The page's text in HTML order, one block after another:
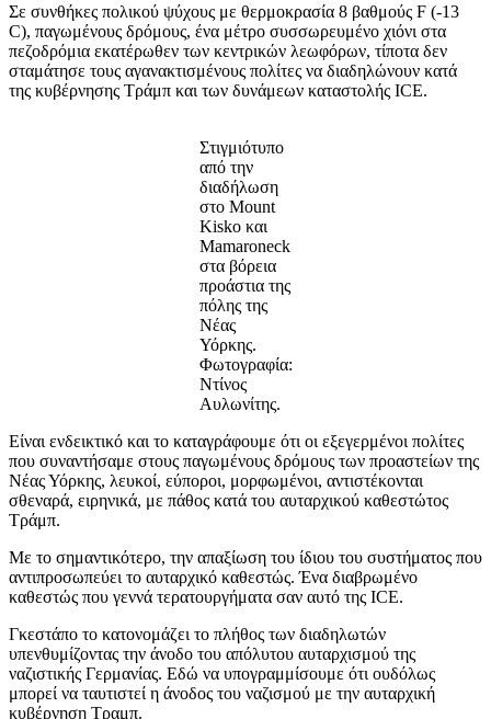
Σε συνθήκες πολικού ψύχους με θερμοκρασία 8 βαθμούς F (-13
C), παγωμένους δρόμους, ένα μέτρο συσσωρευμένο χιόνι στα
πεζοδρόμια εκατέρωθεν των κεντρικών λεωφόρων, τίποτα δεν
σταμάτησε τους αγανακτισμένους πολίτες να διαδηλώνουν κατά
της κυβέρνησης Τράμπ και των δυνάμεων καταστολής ICE.
Στιγμιότυπο
από την
διαδήλωση
στο Mount
Kisko και
Mamaroneck
στα βόρεια
προάστια της
πόλης της
Νέας
Υόρκης.
Φωτογραφία:
Ντίνος
Αυλωνίτης.
Είναι ενδεικτικό και το καταγράφουμε ότι οι εξεγερμένοι πολίτες
που συναντήσαμε στους παγωμένους δρόμους των προαστείων της
Νέας Υόρκης, λευκοί, εύποροι, μορφωμένοι, αντιστέκονται
σθεναρά, ειρηνικά, με πάθος κατά του αυταρχικού καθεστώτος
Τράμπ.
Με το σημαντικότερο, την απαξίωση του ίδιου του συστήματος που
αντιπροσωπεύει το αυταρχικό καθεστώς. Ένα διαβρωμένο
καθεστώς που γεννά τερατουργήματα σαν αυτό της ICE.
Γκεστάπο το κατονομάζει το πλήθος των διαδηλωτών
υπενθυμίζοντας την άνοδο του απόλυτου αυταρχισμού της
ναζιστικής Γερμανίας. Εδώ να υπογραμμίσουμε ότι ουδόλως
μπορεί να ταυτιστεί η άνοδος του ναζισμού με την αυταρχική
κυβέρνηση Τραμπ.